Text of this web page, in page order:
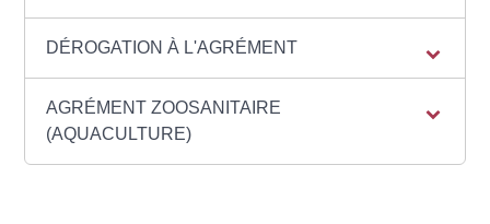
DÉROGATION À L'AGRÉMENT
AGRÉMENT ZOOSANITAIRE
(AQUACULTURE)